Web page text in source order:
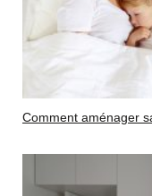
Comment aménager